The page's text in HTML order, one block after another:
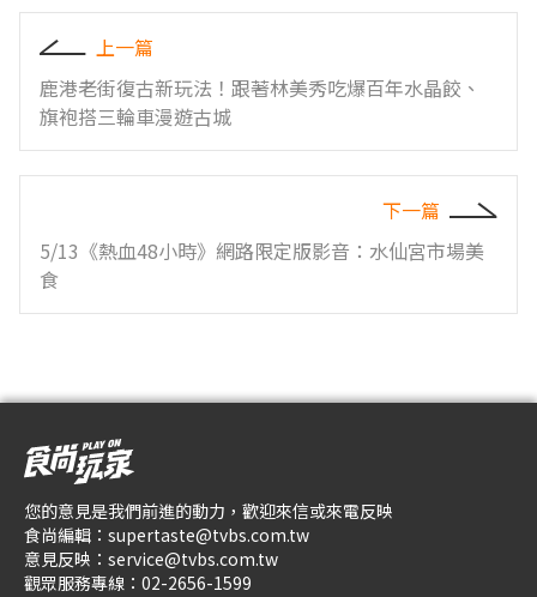
上一篇
鹿港老街復古新玩法！跟著林美秀吃爆百年水晶餃、
旗袍搭三輪車漫遊古城
下一篇
5/13《熱血48小時》網路限定版影音：水仙宮市場美
食
您的意見是我們前進的動力，歡迎來信或來電反映
食尚編輯： supertaste@tvbs.com.tw
意見反映： service@tvbs.com.tw
觀眾服務專線： 02-2656-1599